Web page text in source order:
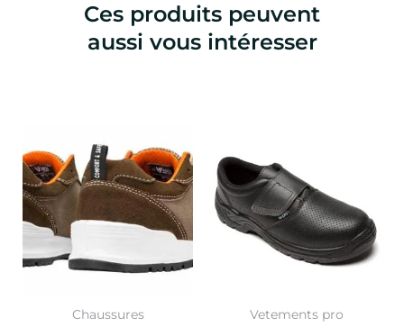
Ces produits peuvent
aussi vous intéresser
Chaussures
produit
a
plusieurs
variations.
options
Vetements pro
Les